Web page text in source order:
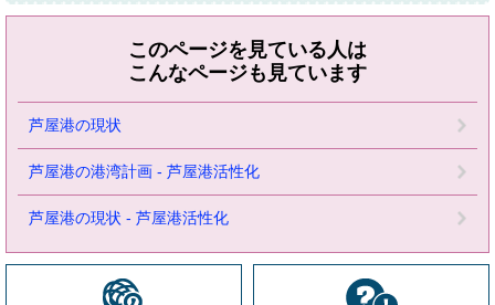
このページを見ている人は
こんなページも見ています
芦屋港の現状
芦屋港の港湾計画 - 芦屋港活性化
芦屋港の現状 - 芦屋港活性化